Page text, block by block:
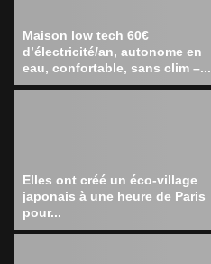
Maison low tech 60€
d’électricité/an, autonome en
eau, confortable, sans clim –...
Elles ont créé un éco-village
japonais à une heure de Paris
pour...